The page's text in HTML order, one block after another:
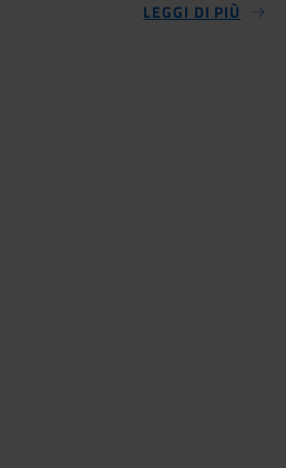
LEGGI DI PIÙ